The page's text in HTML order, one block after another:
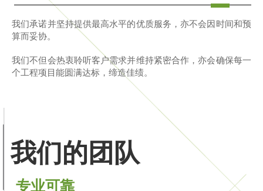
我们承诺并坚持提供最高水平的优质服务，亦不会因时间和预
算而妥协。
我们不但会热衷聆听客户需求并维持紧密合作，亦会确保每一
个工程项目能圆满达标，缔造佳绩。
我们的团队
专业可靠